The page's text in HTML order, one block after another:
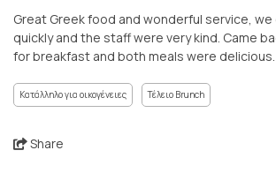
Great Greek food and wonderful service,
quickly and the staff were very kind. Came
for breakfast and both meals were delicious.
Κατάλληλο για οικογένειες Τέλειο Brunch
Share